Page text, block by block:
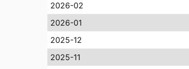
2026-02
2026-01
2025-12
2025-11